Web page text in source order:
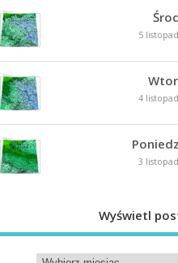
5
4
3
Wyświetl